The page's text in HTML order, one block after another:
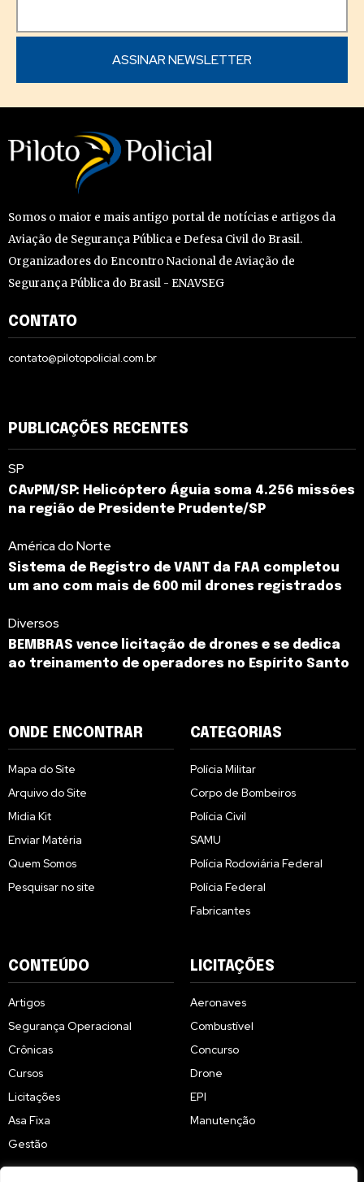
Somos o maior e mais antigo portal de notícias e artigos da
Aviação de Segurança Pública e Defesa Civil do Brasil.
Organizadores do Encontro Nacional de Aviação de
Segurança Pública do Brasil - ENAVSEG
CONTATO
contato@pilotopolicial.com.br
PUBLICAÇÕES RECENTES
SP
CAvPM/SP: Helicóptero Águia soma 4.256 missões
na região de Presidente Prudente/SP
América do Norte
Sistema de Registro de VANT da FAA completou
um ano com mais de 600 mil drones registrados
Diversos
BEMBRAS vence licitação de drones e se dedica
ao treinamento de operadores no Espírito Santo
ONDE ENCONTRAR
Mapa do Site
Arquivo do Site
Midia Kit
Enviar Matéria
Quem Somos
Pesquisar no site
CATEGORIAS
Polícia Militar
Corpo de Bombeiros
Polícia Civil
SAMU
Polícia Rodoviária Federal
Polícia Federal
Fabricantes
CONTEÚDO
Artigos
Segurança Operacional
Crônicas
Cursos
Licitações
Asa Fixa
Gestão
LICITAÇÕES
Aeronaves
Combustível
Concurso
Drone
EPI
Manutenção